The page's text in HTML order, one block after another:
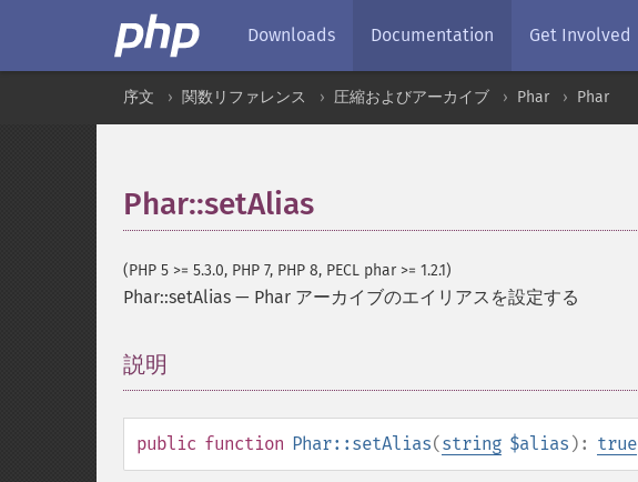
Downloads Documentation Get Involved
序文 関数リファレンス 圧縮およびアーカイブ Phar Phar
Phar::setAlias
(PHP 5 >= 5.3.0, PHP 7, PHP 8, PECL phar >= 1.2.1)
Phar::setAlias — Phar アーカイブのエイリアスを設定する
説明
public function Phar::setAlias(string $alias ): true